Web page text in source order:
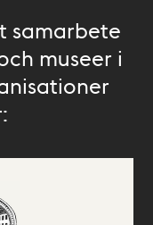
samarbete
museer i